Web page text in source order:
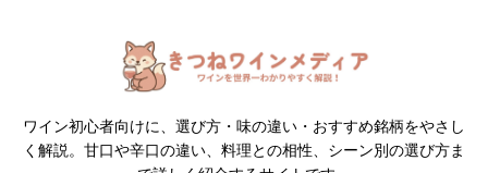
ワイン初心者向けに、選び方・味の違い・おすすめ銘柄をやさし
く解説。甘口や辛口の違い、料理との相性、シーン別の選び方ま